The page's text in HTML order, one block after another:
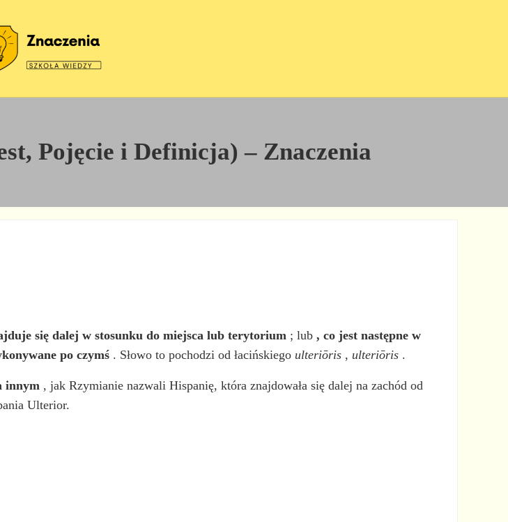
Pojęcie i Definicja) – Znaczenia
się dalej w stosunku do miejsca lub terytorium ; lub, co jest następne w
po czymś . Słowo to pochodzi od łacińskiego ulteriōris , ulteriōris .
innym , jak Rzymianie nazwali Hispanię, która znajdowała się dalej na zachód od
Ulterior.